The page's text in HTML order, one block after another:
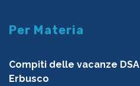
Per Materia
Compiti delle vacanze
Erbusco